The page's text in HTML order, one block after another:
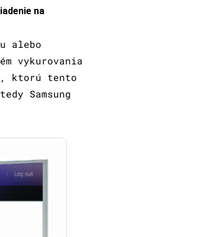
na
alebo
vykurovania
, ktorú tento
Samsung